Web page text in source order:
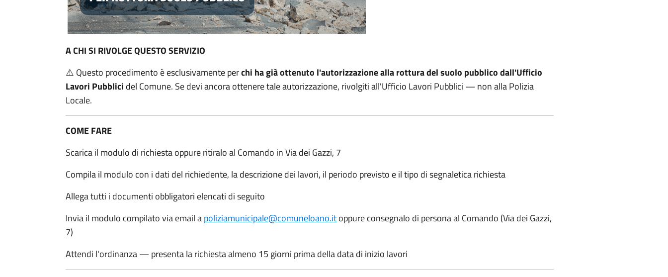
A CHI SI RIVOLGE QUESTO SERVIZIO
⚠️ Questo procedimento è esclusivamente perchi ha già ottenuto l'autorizzazione alla rottura del suolo pubblico dall'Ufficio
Lavori Pubblici del Comune. Se devi ancora ottenere tale autorizzazione, rivolgiti all'Ufficio Lavori Pubblici — non alla Polizia
Locale.
COME FARE
Scarica il modulo di richiesta oppure ritiralo al Comando in Via dei Gazzi, 7
Compila il modulo con i dati del richiedente, la descrizione dei lavori, il periodo previsto e il tipo di segnaletica richiesta
Allega tutti i documenti obbligatori elencati di seguito
Invia il modulo compilato via email apoliziamunicipale@comuneloano.itoppure consegnalo di persona al Comando (Via dei Gazzi,
7)
Attendi l'ordinanza — presenta la richiesta almeno 15 giorni prima della data di inizio lavori